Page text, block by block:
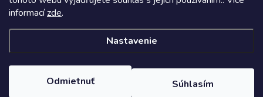
informacízde.
Nastavenie
Odmietnuť Súhlasím
Vytvoril Shoptet Premium
Copyright 2026
odborný lekársky posudok. Výsledky Prodietix diét sa môžu líšiť a
sú závislé od individuálnych dispozícií zákazníkov. Fotografie
dietných programov a fáz sú inspiratívne vzhľadom na možnosť si